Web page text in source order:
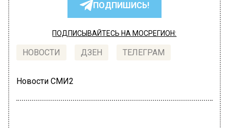
ПОДПИШИСЬ!
ПОДПИСЫВАЙТЕСЬ НА МОСРЕГИОН:
НОВОСТИ ДЗЕН ТЕЛЕГРАМ
Новости СМИ2